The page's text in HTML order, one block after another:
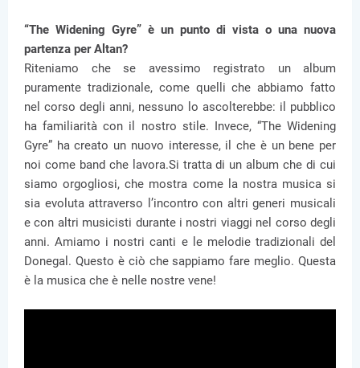
“The Widening Gyre” è un punto di vista o una nuova
partenza per Altan?
Riteniamo che se avessimo registrato un album
puramente tradizionale, come quelli che abbiamo fatto
nel corso degli anni, nessuno lo ascolterebbe: il pubblico
ha familiarità con il nostro stile. Invece, “The Widening
Gyre” ha creato un nuovo interesse, il che è un bene per
noi come band che lavora.Si tratta di un album che di cui
siamo orgogliosi, che mostra come la nostra musica si
sia evoluta attraverso l’incontro con altri generi musicali
e con altri musicisti durante i nostri viaggi nel corso degli
anni. Amiamo i nostri canti e le melodie tradizionali del
Donegal. Questo è ciò che sappiamo fare meglio. Questa
è la musica che è nelle nostre vene!